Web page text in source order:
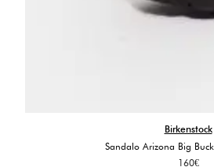
Birkenstock
Sandalo Arizona Big
160€